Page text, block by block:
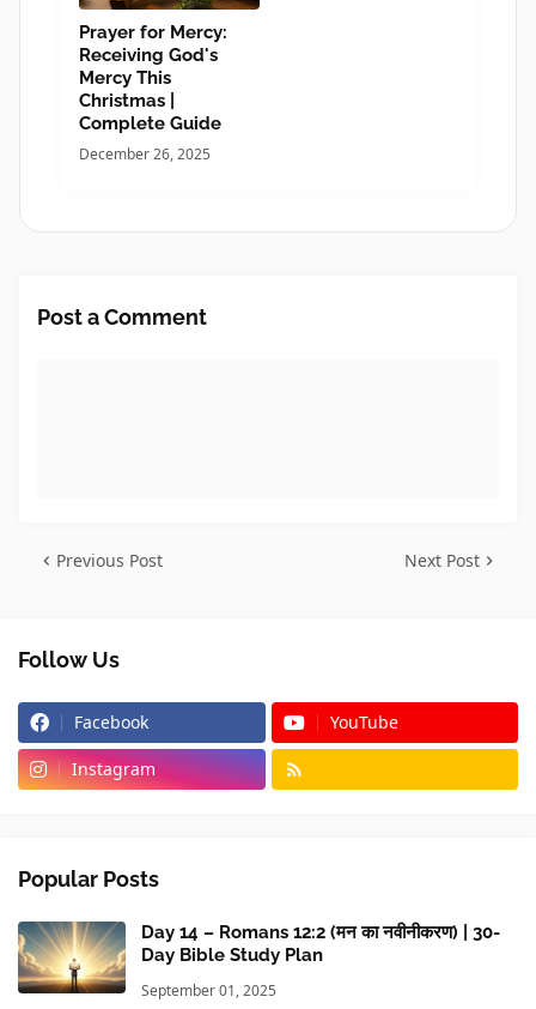
Prayer for Mercy:
Receiving God's
Mercy This
Christmas |
Complete Guide
December 26, 2025
Post a Comment
Previous Post Next Post
Follow Us
Facebook YouTube
Instagram
Popular Posts
Day 14 – Romans 12:2 (मन का नवीनीकरण) | 30-
Day Bible Study Plan
September 01, 2025